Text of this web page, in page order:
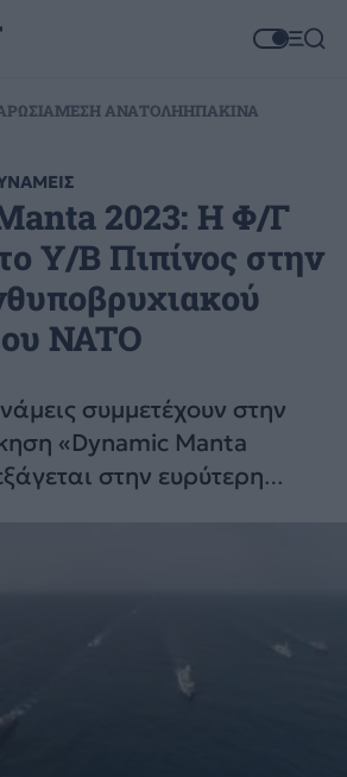
ΡΩΣΙΑΜΕΣΗ ΑΝΑΤΟΛΗΗΠΑΚΙΝΑ
2023: Η Φ/Γ
Υ/Β Πιπίνος στην
NATO
συμμετέχουν στην
«Dynamic Manta
στην ευρύτερη
ανατολικά της